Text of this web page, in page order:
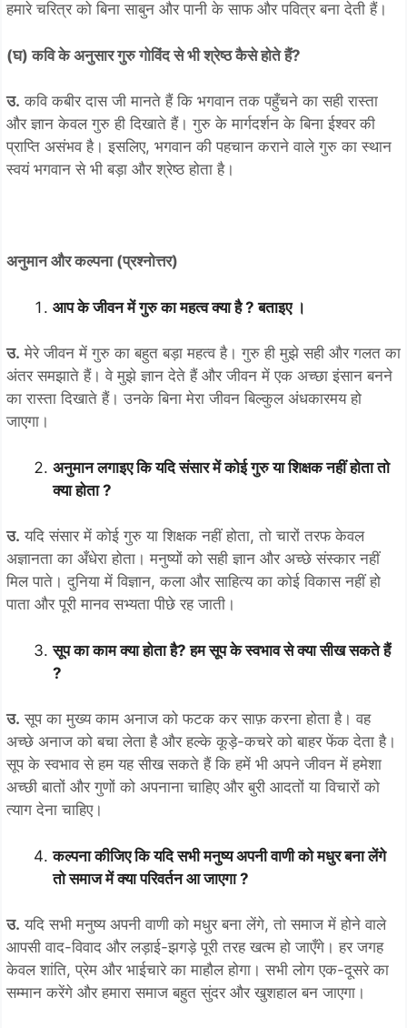
हमारे चरित्र को बिना साबुन और पानी के साफ और पवित्र बना देती हैं।
(घ) कवि के अनुसार गुरु गोविंद से भी श्रेष्ठ कैसे होते हैं?
उ. कवि कबीर दास जी मानते हैं कि भगवान तक पहुँचने का सही रास्ता
और ज्ञान केवल गुरु ही दिखाते हैं। गुरु के मार्गदर्शन के बिना ईश्वर की
प्राप्ति असंभव है। इसलिए, भगवान की पहचान कराने वाले गुरु का स्थान
स्वयं भगवान से भी बड़ा और श्रेष्ठ होता है।
अनुमान और कल्पना (प्रश्नोत्तर)
आप के जीवन में गुरु का महत्व क्या है ? बताइए ।
उ. मेरे जीवन में गुरु का बहुत बड़ा महत्व है। गुरु ही मुझे सही और गलत का
अंतर समझाते हैं। वे मुझे ज्ञान देते हैं और जीवन में एक अच्छा इंसान बनने
का रास्ता दिखाते हैं। उनके बिना मेरा जीवन बिल्कुल अंधकारमय हो
जाएगा।
अनुमान लगाइए कि यदि संसार में कोई गुरु या शिक्षक नहीं होता तो
क्या होता ?
उ. यदि संसार में कोई गुरु या शिक्षक नहीं होता, तो चारों तरफ केवल
अज्ञानता का अँधेरा होता। मनुष्यों को सही ज्ञान और अच्छे संस्कार नहीं
मिल पाते। दुनिया में विज्ञान, कला और साहित्य का कोई विकास नहीं हो
पाता और पूरी मानव सभ्यता पीछे रह जाती।
सूप का काम क्या होता है? हम सूप के स्वभाव से क्या सीख सकते हैं
?
उ. सूप का मुख्य काम अनाज को फटक कर साफ़ करना होता है। वह
अच्छे अनाज को बचा लेता है और हल्के कूड़े-कचरे को बाहर फेंक देता है।
सूप के स्वभाव से हम यह सीख सकते हैं कि हमें भी अपने जीवन में हमेशा
अच्छी बातों और गुणों को अपनाना चाहिए और बुरी आदतों या विचारों को
त्याग देना चाहिए।
कल्पना कीजिए कि यदि सभी मनुष्य अपनी वाणी को मधुर बना लेंगे
तो समाज में क्या परिवर्तन आ जाएगा ?
उ. यदि सभी मनुष्य अपनी वाणी को मधुर बना लेंगे, तो समाज में होने वाले
आपसी वाद-विवाद और लड़ाई-झगड़े पूरी तरह खत्म हो जाएँगे। हर जगह
केवल शांति, प्रेम और भाईचारे का माहौल होगा। सभी लोग एक-दूसरे का
सम्मान करेंगे और हमारा समाज बहुत सुंदर और खुशहाल बन जाएगा।